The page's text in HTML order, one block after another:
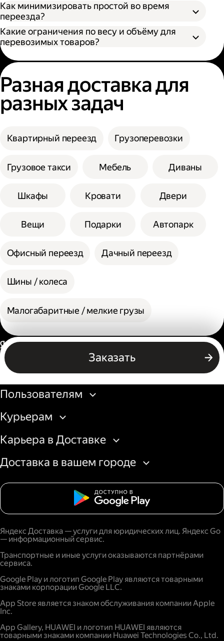
Как минимизировать простой во время
переезда?
Какие ограничения по весу и объёму для
перевозимых товаров?
Разная доставка для
разных задач
Квартирный переезд Грузоперевозки
Грузовое такси Мебель Диваны
Шкафы Кровати Двери
Вещи Подарки Автопарк
Офисный переезд Дачный переезд
Шины / колеса
Малогабаритные / мелкие грузы
Заказать
Россия
Бизнесу
Пользователям
Курьерам
Карьера в Доставке
Доставка в вашем городе
Яндекс Доставка — услуги для юридических лиц. Яндекс Go
— информационный сервис.
Транспортные и иные услуги оказываются партнёрами
сервиса.
Google Play и логотип Google Play являются товарными
знаками корпорации Google LLC.
App Store является знаком обслуживания компании Apple
Inc.
App Gallery, HUAWEI и логотип HUAWEI являются
товарными знаками компании Huawei Technologies Co., Ltd.